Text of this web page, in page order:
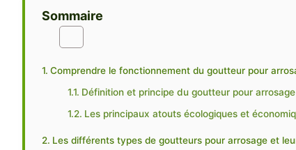
Sommaire
Comprendre le fonctionnement du goutteur pour
Définition et principe du goutteur pour arrosage
Les principaux atouts écologiques et
Les différents types de goutteurs pour arrosage et